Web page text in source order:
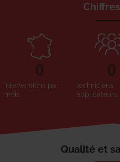
interventions par
mois
0
techniciens
applicateurs
0
Qualité et